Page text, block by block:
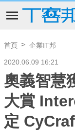
首頁 企業IT邦
2020.06.09 16:21
奧義智慧
大賞
定